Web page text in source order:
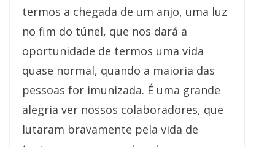
termos a chegada de um anjo, uma luz
no fim do túnel, que nos dará a
oportunidade de termos uma vida
quase normal, quando a maioria das
pessoas for imunizada. É uma grande
alegria ver nossos colaboradores, que
lutaram bravamente pela vida de